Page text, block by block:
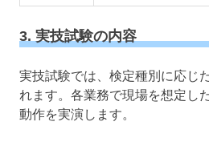
3. 実技試験の内容
実技試験では、検定種別に応じ
れます。各業務で現場を想定し
動作を実演します。